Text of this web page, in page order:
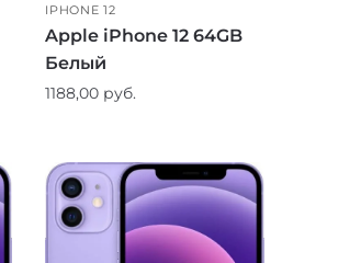
IPHONE 12
Apple iPhone 12 64GB
Белый
1188,00 руб.